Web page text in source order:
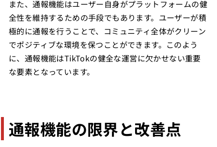
また、通報機能はユーザー自身がプラットフォームの健
全性を維持するための手段でもあります。ユーザーが積
極的に通報を行うことで、コミュニティ全体がクリーン
でポジティブな環境を保つことができます。このよう
に、通報機能はTikTokの健全な運営に欠かせない重要
な要素となっています。
通報機能の限界と改善点